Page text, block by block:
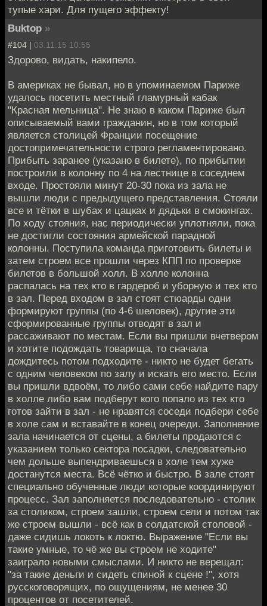
тупые хари. Для пущего эффекту!
Buktop »
#104 | 03.11.15 10:55
Здорово, видать, накипело.
В америках не бывал, но в упоминаемом Париже
удалось посетить местный гламурный кабак
"Красная мельница". Не знаю в каком Париже был
описываемый вами гражданин, но в том который
является столицей Франции посещение
достопримечательности строго регламентировано.
Прибыть заранее (указано в билете), по прибытии
построили в колонну по 4 на лестнице в соседнем
входе. Простояли минут 20-30 пока из зала не
вышли люди с предыдущего представления. Стояли
все и тётки в шубах и цацках и дядьки в смокингах.
По ходу стояния, нас периодически уплотняли, пока
не достигли состояния армейской парадной
колонны. Поступила команда приготовить билеты и
затем строем все прошли через КПП по проверке
билетов в большой холл. В холле колонна
распалась на тех кто в гардероб и уборную и тех кто
в зал. Перед входом в зал стоят стюарды одни
формируют группы (по 4-6 шеловек), другие эти
сформированные группы отводят в зал и
рассаживают по местам. Если вы пришли вчетвером
и хотите подождать товарища, то сначала
дождитесь потом подходите - никто не будет бегать
с одним человеком по залу и искать его место. Если
вы пришли вдвоём, то либо сами себе найдите пару
в холле либо вам подберут кого попало из тех кто
готов зайти в зал - не нравятся соседи подбери себе
в холе сам и вставайте в конец очереди. Заполнение
зала начинается от сцены, а билеты продаются с
указанием только сектора посадки, следовательно
чем дольше выпендриваешься в холе тем хуже
достанутся места. Всё чётко и быстро. В зале стоят
специально обученные люди которые координируют
процесс. Зал заполняется последовательно - столик
за столиком, строем зашли, строем сели и потом так
же строем вышли - всё как в солдатской столовой -
даже сидишь локоть к локтю. Выражение "Если вы
такие умные, то чё же вы строем не ходите"
заиграло новыми смыслами. И никто не верещал:
"за такие деньги и сидеть спиной к сцене !", хотя
русскоговорящих, по ощущениям, не менее 30
процентов от посетителей.